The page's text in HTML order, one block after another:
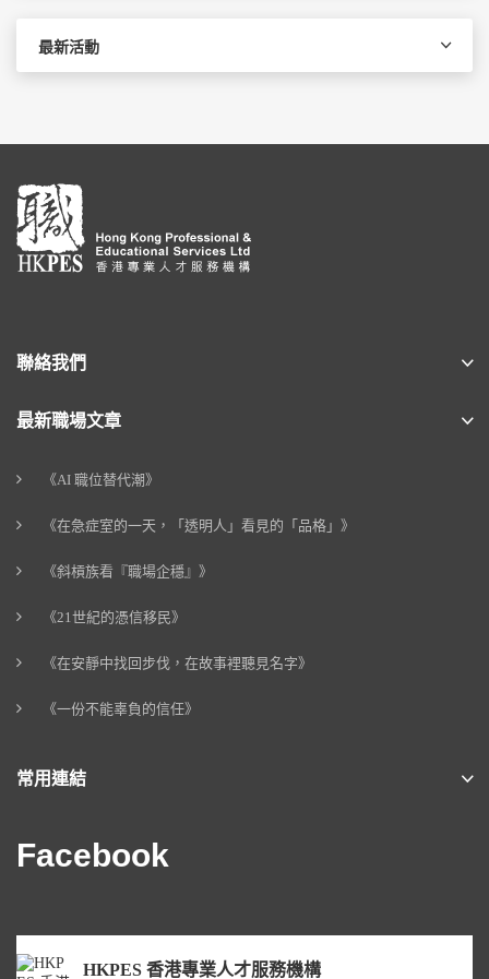
最新活動
聯絡我們
最新職場文章
《AI 職位替代潮》
《在急症室的一天，「透明人」看見的「品格」》
《斜槓族看『職場企穩』》
《21世紀的憑信移民》
《在安靜中找回步伐，在故事裡聽見名字》
《一份不能辜負的信任》
常用連結
Facebook
HKPES 香港專業人才服務機構